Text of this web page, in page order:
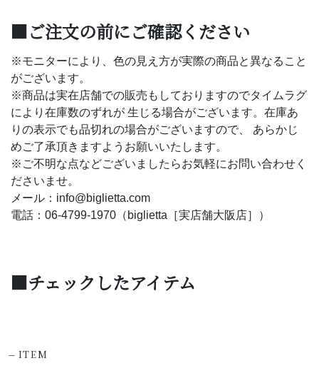
■ご注文の前にご確認ください
※モニターにより、色の見え方が実際の商品と異なること
がございます。
※商品は実在店舗での販売もしておりますのでタイムラグ
により在庫数のずれが 生じる場合がございます。在庫あ
りの表示でも品切れの場合がございますので、 あらかじ
めご了承頂きますようお願いいたします。
※ご不明な点などございましたらお気軽にお問い合わせく
ださいませ。
メール：info@biglietta.com
電話：06-4799-1970（biglietta［実店舗大阪店］）
■チェックしたアイテム
-ITEM